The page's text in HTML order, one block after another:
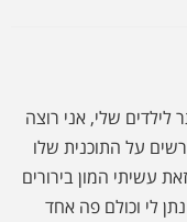
לדעת להחזיק את
ולראות שכל ילד לא
שלי. ממליצה לכל